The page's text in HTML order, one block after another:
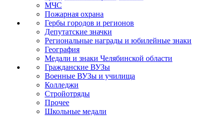
МЧС
Пожарная охрана
Гербы городов и регионов
Депутатские значки
Региональные награды и юбилейные знаки
География
Медали и знаки Челябинской области
Гражданские ВУЗы
Военные ВУЗы и училища
Колледжи
Стройотряды
Прочее
Школьные медали